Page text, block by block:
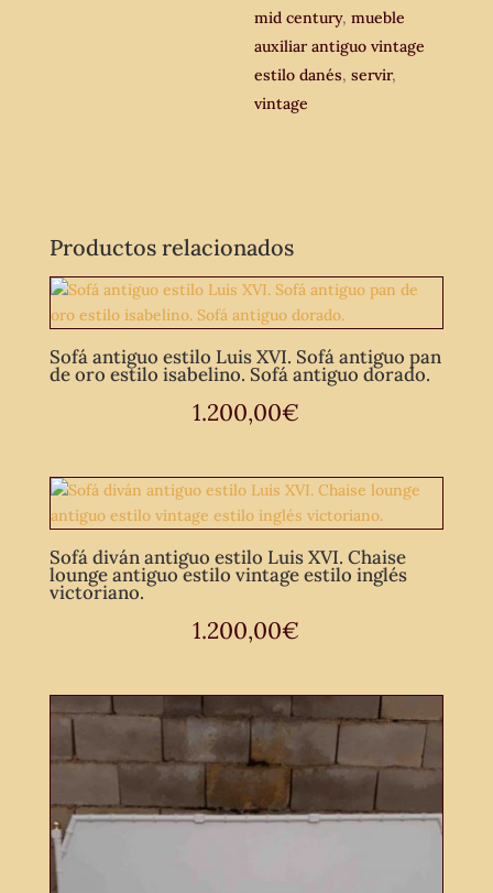
mid century,mueble
auxiliar antiguo vintage
estilo danés,servir,
vintage
Productos relacionados
Sofá antiguo estilo Luis XVI. Sofá antiguo pan
de oro estilo isabelino. Sofá antiguo dorado.
1.200,00€
Sofá diván antiguo estilo Luis XVI. Chaise
lounge antiguo estilo vintage estilo inglés
victoriano.
1.200,00€